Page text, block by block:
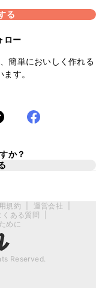
る
ロー
簡単においしく作れる
す。
か？
規約 運営会社
くある質問
めに
Reserved.